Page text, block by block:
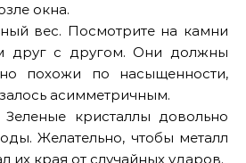
окна.
вес. Посмотрите на камни
друг с другом. Они должны
похожи по насыщенности,
асимметричным.
Зеленые кристаллы довольно
Желательно, чтобы металл
их края от случайных ударов.